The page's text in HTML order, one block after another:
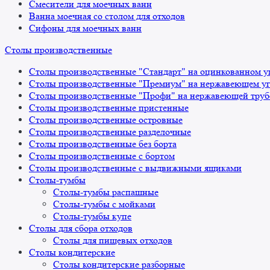
Смесители для моечных ванн
Ванна моечная со столом для отходов
Сифоны для моечных ванн
Столы производственные
Столы производственные "Стандарт" на оцинкованном
Столы производственные "Премиум" на нержавеющем
Столы производственные "Профи" на нержавеющей
Столы производственные пристенные
Столы производственные островные
Столы производственные разделочные
Столы производственные без борта
Столы производственные с бортом
Столы производственные с выдвижными ящиками
Столы-тумбы
Столы-тумбы распашные
Столы-тумбы с мойками
Столы-тумбы купе
Столы для сбора отходов
Столы для пищевых отходов
Столы кондитерские
Столы кондитерские разборные